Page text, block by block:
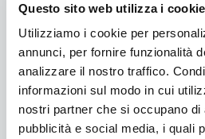
Questo sito web utilizza i cookie
Utilizziamo i cookie per
annunci, per fornire funzionalità
analizzare il nostro traffico.
informazioni sul modo in cui
nostri partner che si occupano di
pubblicità e social media, i quali
miglior tecnopolimero della
Test sulla sedia Igloo